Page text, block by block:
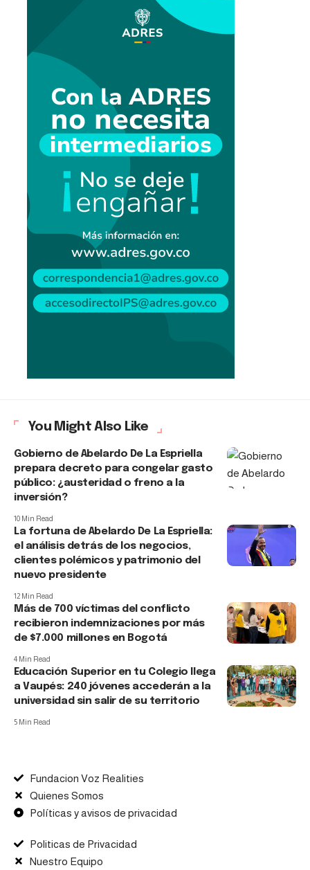
You Might Also Like
Gobierno de Abelardo De La Espriella
prepara decreto para congelar gasto
público: ¿austeridad o freno a la
inversión?
10 Min Read
La fortuna de Abelardo De La Espriella:
el análisis detrás de los negocios,
clientes polémicos y patrimonio del
nuevo presidente
12 Min Read
Más de 700 víctimas del conflicto
recibieron indemnizaciones por más
de $7.000 millones en Bogotá
4 Min Read
Educación Superior en tu Colegio llega
a Vaupés: 240 jóvenes accederán a la
universidad sin salir de su territorio
5 Min Read
Fundacion Voz Realities
Quienes Somos
Políticas y avisos de privacidad
Politicas de Privacidad
Nuestro Equipo